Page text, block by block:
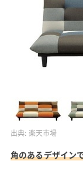
出典: 楽天市場
角のあるデザイン